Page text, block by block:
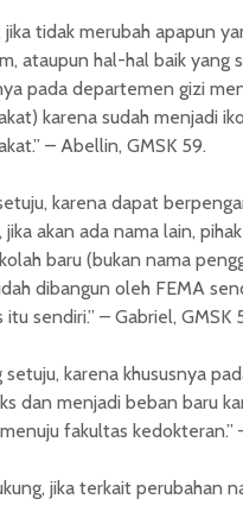
jika tidak merubah apapun
ataupun hal-hal baik yang
pada departemen gizi
karena sudah menjadi
– Abellin, GMSK 59.
karena dapat
jika akan ada nama lain,
baru (bukan nama
dibangun oleh FEMA
sendiri.” – Gabriel, GMSK
setuju, karena khususnya
dan menjadi beban baru
fakultas kedokteran.”
jika terkait perubahan